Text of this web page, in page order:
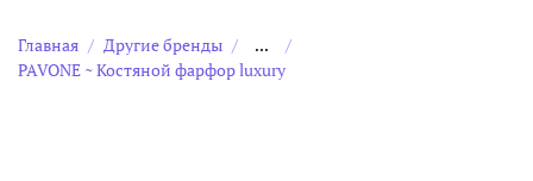
Главная Другие бренды
...
PAVONE ~ Костяной фарфор luxury